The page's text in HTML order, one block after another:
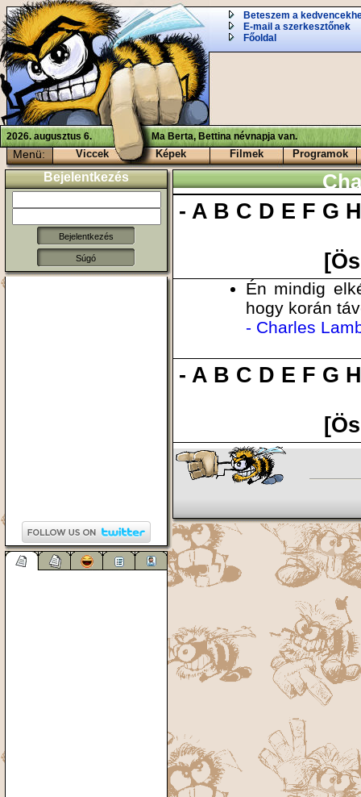
Beteszem a
E-mail a szerkesztőnek
Főoldal
2026. augusztus 6. Ma Berta, Bettina névnapja van.
Menü: Viccek Képek Filmek Programok
Bejelentkezés
Súgó
-A B C D E F G
Én mindig
hogy korán
- Charles
-A B C D E F G